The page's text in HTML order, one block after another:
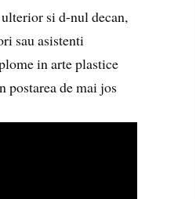
si d-nul decan,
sau asistenti
in arte plastice
postarea de mai jos